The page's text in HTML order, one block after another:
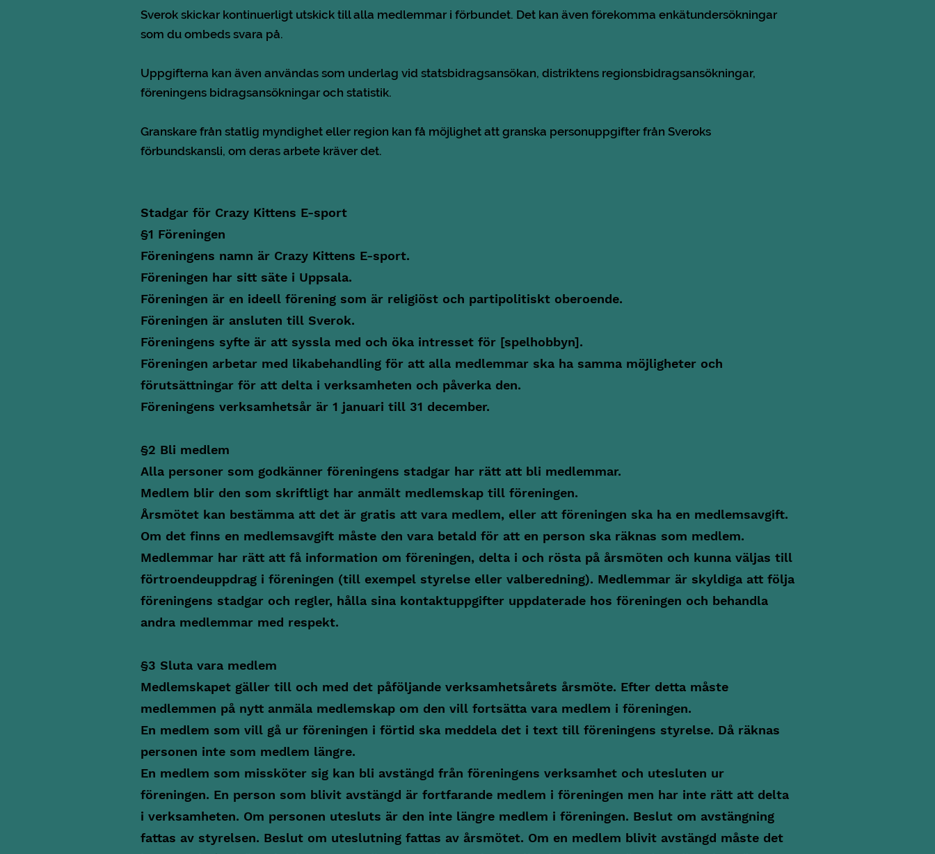
Sverok skickar kontinuerligt utskick till alla medlemmar i förbundet. Det kan även förekomma enkätundersökningar
som du ombeds svara på.
Uppgifterna kan även användas som underlag vid statsbidragsansökan, distriktens regionsbidragsansökningar,
föreningens bidragsansökningar och statistik.
Granskare från statlig myndighet eller region kan få möjlighet att granska personuppgifter från Sveroks
förbundskansli, om deras arbete kräver det.
Stadgar för Crazy Kittens E-sport
§1 Föreningen
Föreningens namn är Crazy Kittens E-sport.
Föreningen har sitt säte i Uppsala.
Föreningen är en ideell förening som är religiöst och partipolitiskt oberoende.
Föreningen är ansluten till Sverok.
Föreningens syfte är att syssla med och öka intresset för [spelhobbyn].
Föreningen arbetar med likabehandling för att alla medlemmar ska ha samma möjligheter och
förutsättningar för att delta i verksamheten och påverka den.
Föreningens verksamhetsår är 1 januari till 31 december.
§2 Bli medlem
Alla personer som godkänner föreningens stadgar har rätt att bli medlemmar.
Medlem blir den som skriftligt har anmält medlemskap till föreningen.
Årsmötet kan bestämma att det är gratis att vara medlem, eller att föreningen ska ha en medlemsavgift.
Om det finns en medlemsavgift måste den vara betald för att en person ska räknas som medlem.
Medlemmar har rätt att få information om föreningen, delta i och rösta på årsmöten och kunna väljas till
förtroendeuppdrag i föreningen (till exempel styrelse eller valberedning). Medlemmar är skyldiga att följa
föreningens stadgar och regler, hålla sina kontaktuppgifter uppdaterade hos föreningen och behandla
andra medlemmar med respekt.
§3 Sluta vara medlem
Medlemskapet gäller till och med det påföljande verksamhetsårets årsmöte. Efter detta måste
medlemmen på nytt anmäla medlemskap om den vill fortsätta vara medlem i föreningen.
En medlem som vill gå ur föreningen i förtid ska meddela det i text till föreningens styrelse. Då räknas
personen inte som medlem längre.
En medlem som missköter sig kan bli avstängd från föreningens verksamhet och utesluten ur
föreningen. En person som blivit avstängd är fortfarande medlem i föreningen men har inte rätt att delta
i verksamheten. Om personen utesluts är den inte längre medlem i föreningen. Beslut om avstängning
fattas av styrelsen. Beslut om uteslutning fattas av årsmötet. Om en medlem blivit avstängd måste det